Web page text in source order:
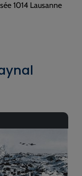
1014 Lausanne